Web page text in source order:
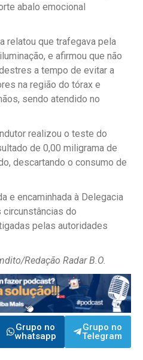
abalo emocional
relatou que trafegava pela
e afirmou que não
a tempo de evitar a
na região do tórax e
sendo atendido no
realizou o teste do
de 0,00 miligrama de
descartando o consumo de
e encaminhada à Delegacia
circunstâncias do
pelas autoridades
Redação Radar B.O.
Grupo no
whatsapp
Grupo no
Telegram